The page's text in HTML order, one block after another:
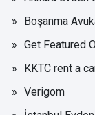
Boşanma
Get Featured
KKTC rent a
Verigom